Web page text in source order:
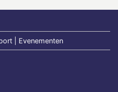
| Evenementen